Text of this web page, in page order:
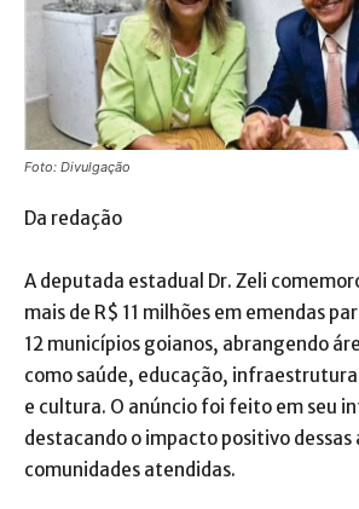
Foto: Divulgação
Da redação
A deputada estadual Dr. Zeli
mais de R$ 11 milhões em emendas
12 municípios goianos, abrangendo
como saúde, educação,
e cultura. O anúncio foi feito em seu
destacando o impacto positivo dessas
comunidades atendidas.